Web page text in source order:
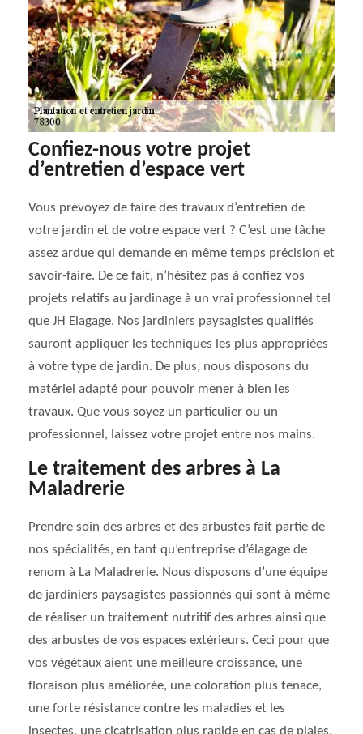
Confiez-nous votre projet
d’entretien d’espace vert
Vous prévoyez de faire des travaux d’entretien de
votre jardin et de votre espace vert ? C’est une tâche
assez ardue qui demande en même temps précision et
savoir-faire. De ce fait, n’hésitez pas à confiez vos
projets relatifs au jardinage à un vrai professionnel tel
que JH Elagage. Nos jardiniers paysagistes qualifiés
sauront appliquer les techniques les plus appropriées
à votre type de jardin. De plus, nous disposons du
matériel adapté pour pouvoir mener à bien les
travaux. Que vous soyez un particulier ou un
professionnel, laissez votre projet entre nos mains.
Le traitement des arbres à La
Maladrerie
Prendre soin des arbres et des arbustes fait partie de
nos spécialités, en tant qu’entreprise d’élagage de
renom à La Maladrerie. Nous disposons d’une équipe
de jardiniers paysagistes passionnés qui sont à même
de réaliser un traitement nutritif des arbres ainsi que
des arbustes de vos espaces extérieurs. Ceci pour que
vos végétaux aient une meilleure croissance, une
floraison plus améliorée, une coloration plus tenace,
une forte résistance contre les maladies et les
insectes, une cicatrisation plus rapide en cas de plaies,